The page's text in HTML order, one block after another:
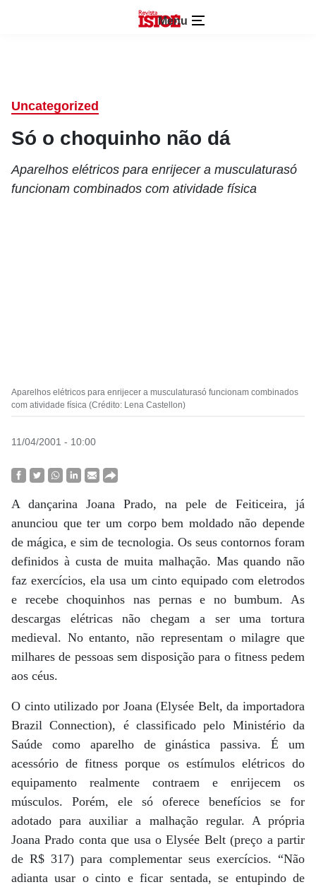
Menu
Uncategorized
Só o choquinho não dá
Aparelhos elétricos para enrijecer a musculaturasó
funcionam combinados com atividade física
Aparelhos elétricos para enrijecer a musculaturasó funcionam combinados
com atividade física (Crédito: Lena Castellon)
11/04/2001 - 10:00
A dançarina Joana Prado, na pele de Feiticeira, já
anunciou que ter um corpo bem moldado não depende
de mágica, e sim de tecnologia. Os seus contornos foram
definidos à custa de muita malhação. Mas quando não
faz exercícios, ela usa um cinto equipado com eletrodos
e recebe choquinhos nas pernas e no bumbum. As
descargas elétricas não chegam a ser uma tortura
medieval. No entanto, não representam o milagre que
milhares de pessoas sem disposição para o fitness pedem
aos céus.
O cinto utilizado por Joana (Elysée Belt, da importadora
Brazil Connection), é classificado pelo Ministério da
Saúde como aparelho de ginástica passiva. É um
acessório de fitness porque os estímulos elétricos do
equipamento realmente contraem e enrijecem os
músculos. Porém, ele só oferece benefícios se for
adotado para auxiliar a malhação regular. A própria
Joana Prado conta que usa o Elysée Belt (preço a partir
de R$ 317) para complementar seus exercícios. “Não
adianta usar o cinto e ficar sentada, se entupindo de